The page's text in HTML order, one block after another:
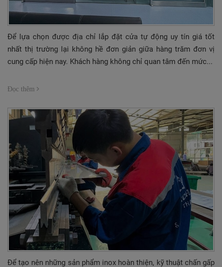
TUYỂN DỤNG
LIÊN HỆ
Để lựa chọn được địa chỉ lắp đặt cửa tự động uy tín giá tốt
nhất thị trường lại không hề đơn giản giữa hàng trăm đơn vị
cung cấp hiện nay. Khách hàng không chỉ quan tâm đến mức...
Đọc thêm
Để tạo nên những sản phẩm inox hoàn thiện, kỹ thuật chấn gấp